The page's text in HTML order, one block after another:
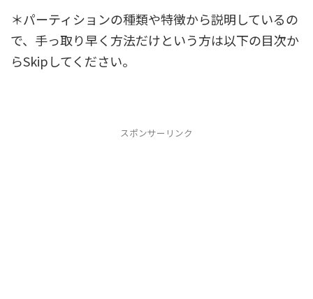
＊パーティションの種類や特徴から説明しているの
で、手っ取り早く方法だけという方は以下の目次か
らSkipしてください。
スポンサーリンク